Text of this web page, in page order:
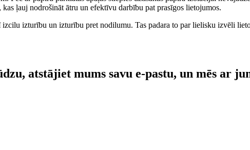
ļauj nodrošināt ātru un efektīvu darbību pat prasīgos lietojumos.
izturību un izturību pret nodilumu. Tas padara to par lielisku izvēli
atstājiet mums savu e-pastu, un mēs ar